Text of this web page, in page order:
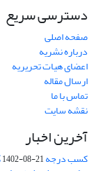
دسترسی سریع
صفحه اصلی
درباره نشریه
اعضای هیات تحریریه
ارسال مقاله
تماس با ما
نقشه سایت
آخرین اخبار
کسب درجه Q1 ISC1402-08-21